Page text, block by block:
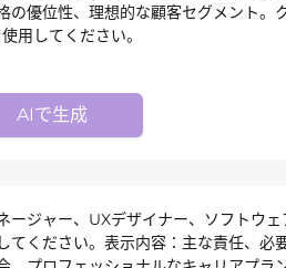
の優位性、理想的な顧客セグメント。
用してください。
AIで生成
ージャー、UXデザイナー、ソフトウェ
てください。表示内容：主な責任、必